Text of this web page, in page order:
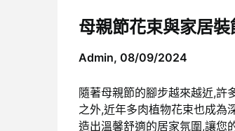
母親節花束與家居
Admin, 08/09/2024
隨著母親節的腳步越來越近,許
之外,近年多肉植物花束也成為
造出溫馨舒適的居家氛圍,讓您